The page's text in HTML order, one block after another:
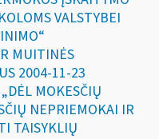
VALSTYBEI
MUITINĖS
2004-11-23
MOKESČIŲ
NEPRIEMOKAI IR
TAISYKLIŲ